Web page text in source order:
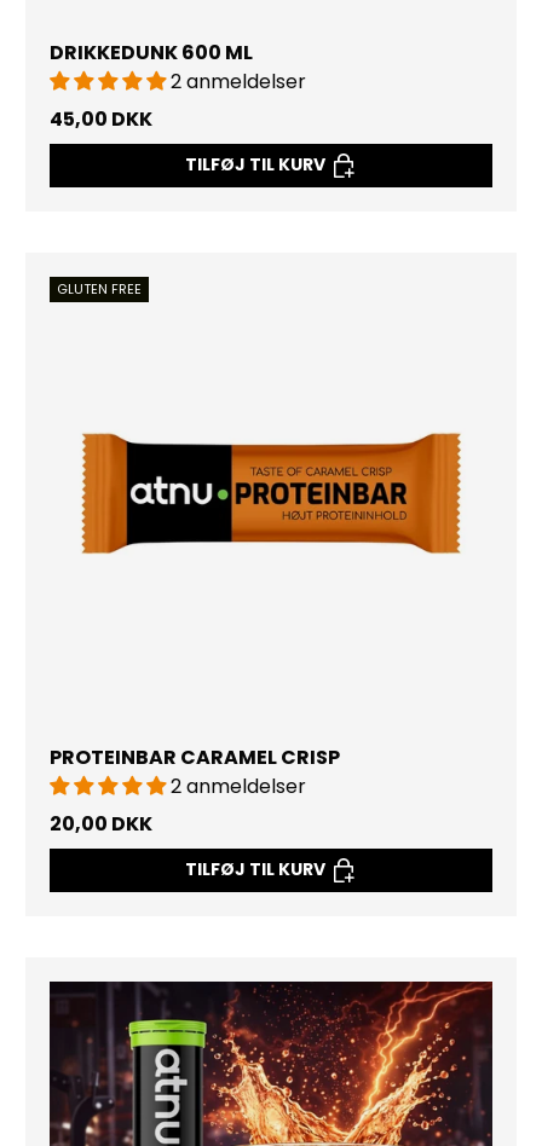
DRIKKEDUNK 600 ML
2 anmeldelser
45,00 DKK
TILFØJ TIL KURV
GLUTEN FREE
PROTEINBAR CARAMEL CRISP
2 anmeldelser
20,00 DKK
TILFØJ TIL KURV